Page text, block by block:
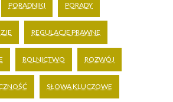
PORADNIKI PORADY
REGULACJE PRAWNE
ROLNICTWO ROZWÓJ
SŁOWA KLUCZOWE